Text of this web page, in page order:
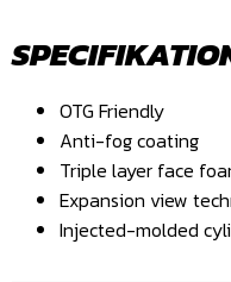
OTG Friendly
Anti-fog coating
Triple layer face
Expansion view
Injected-molded